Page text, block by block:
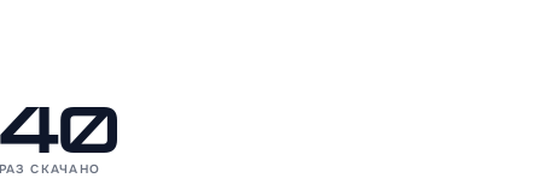
СКАЧАНО